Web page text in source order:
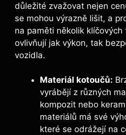
důležité zvažovat nejen
se mohou výrazně lišit, a
na paměti několik
ovlivňují jak výkon, tak
vozidla.
Materiál kotoučů:
vyrábějí z různých
kompozit nebo
materiálů má své
které se odrážejí na